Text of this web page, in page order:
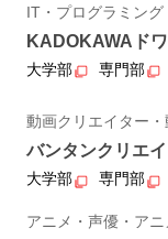
IT・プログラミン
KADOKAWAド
大学部 専門部
動画クリエイター
バンタンクリエ
大学部 専門部
アニメ・声優・ア